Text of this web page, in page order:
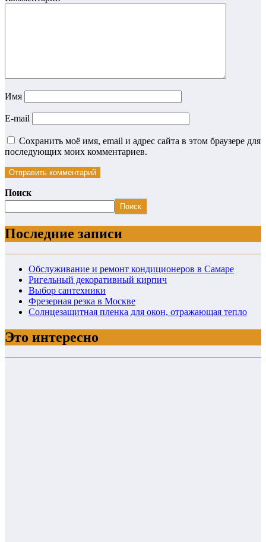
Имя
E-mail
Сохранить моё имя, email и адрес сайта в этом браузере для
последующих моих комментариев.
Поиск
Поиск
Последние записи
Обслуживание и ремонт кондиционеров в Самаре
Ригельный декоративный кирпич
Выбор сантехники
Фрезерная резка в Москве
Солнцезащитная пленка для окон, отражающая тепло
Это интересно